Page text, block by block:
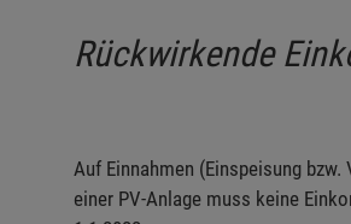
Rückwirkende
Auf Einnahmen (Einspeisung
einer PV-Anlage muss keine